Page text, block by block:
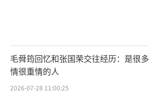
毛舜筠回忆和张国荣交往经历：是很多
情很重情的人
2026-07-28 11:00:25